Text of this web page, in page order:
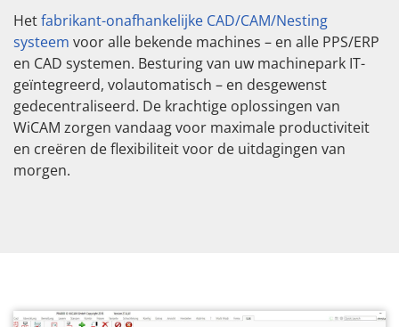
Hetfabrikant-onafhankelijke CAD/CAM/Nesting
systeem voor alle bekende machines – en alle PPS/ERP
en CAD systemen. Besturing van uw machinepark IT-
geïntegreerd, volautomatisch – en desgewenst
gedecentraliseerd. De krachtige oplossingen van
WiCAM zorgen vandaag voor maximale productiviteit
en creëren de flexibiliteit voor de uitdagingen van
morgen.